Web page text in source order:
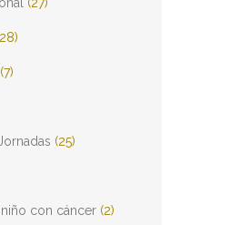
(7)
(25)
con cáncer (2)